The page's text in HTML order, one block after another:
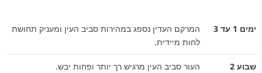
ימים 1 עד 3
המרקם העדין נספג במהירות סביב העין ומעניק תחושת
לחות מיידית.
שבוע 2 העור סביב העין מרגיש רך יותר ופחות יבש.